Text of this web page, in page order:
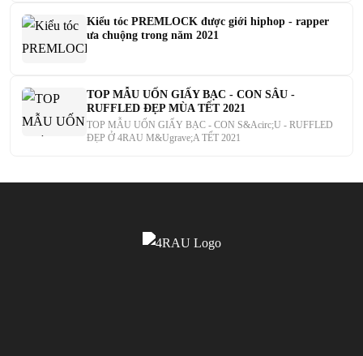
Kiểu tóc PREMLOCK được giới hiphop - rapper
ưa chuộng trong năm 2021
TOP MẪU UỐN GIẤY BẠC - CON SÂU -
RUFFLED ĐẸP MÙA TẾT 2021
TOP MẪU UỐN GIẤY BẠC - CON S&Acirc;U - RUFFLED
ĐẸP Ở 4RAU M&Ugrave;A TẾT 2021